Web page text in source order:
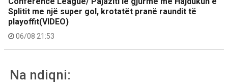
Splitit me një super gol, krotatët pranë raundit të
playoffit(VIDEO)
06/08 21:53
Na ndiqni: